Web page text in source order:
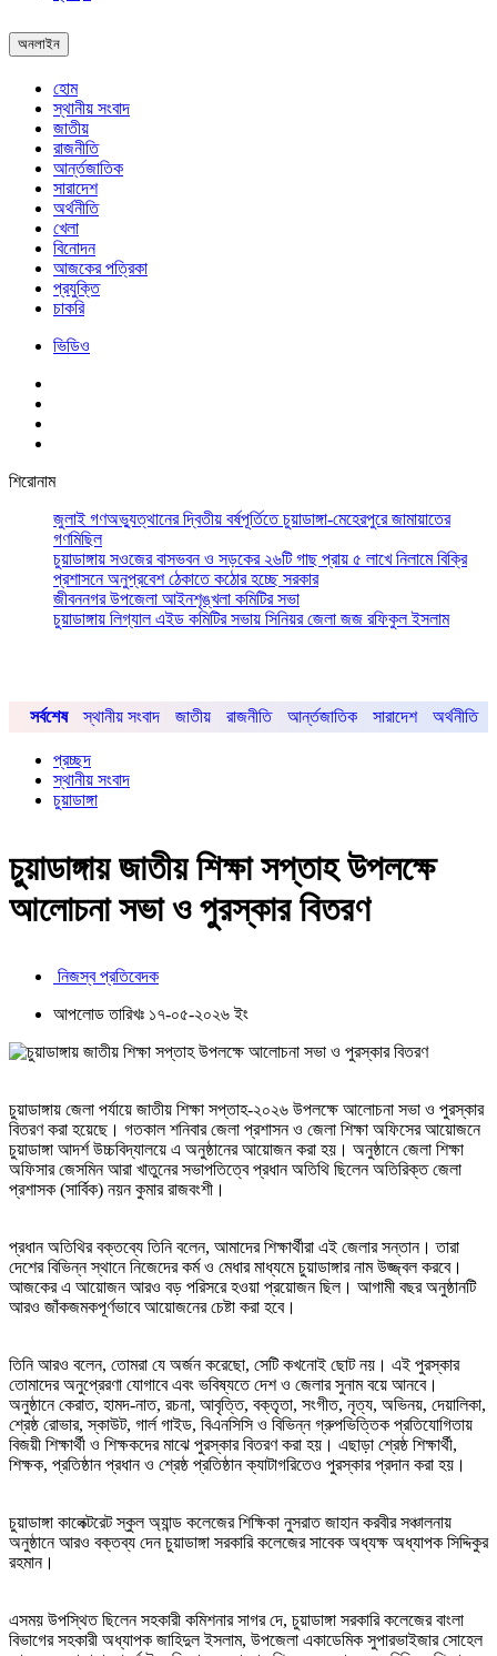
অনলাইন
হোম
স্থানীয় সংবাদ
জাতীয়
রাজনীতি
আর্ন্তজাতিক
সারাদেশ
অর্থনীতি
খেলা
বিনোদন
আজকের পত্রিকা
প্রযুক্তি
চাকরি
ভিডিও
শিরোনাম
জুলাই গণঅভ্যুত্থানের দ্বিতীয় বর্ষপূর্তিতে চুয়াডাঙ্গা-মেহেরপুরে জামায়াতের
গণমিছিল
চুয়াডাঙ্গায় সওজের বাসভবন ও সড়কের ২৬টি গাছ প্রায় ৫ লাখে নিলামে বিক্রি
প্রশাসনে অনুপ্রবেশ ঠেকাতে কঠোর হচ্ছে সরকার
জীবননগর উপজেলা আইনশৃঙ্খলা কমিটির সভা
চুয়াডাঙ্গায় লিগ্যাল এইড কমিটির সভায় সিনিয়র জেলা জজ রফিকুল ইসলাম
সর্বশেষ স্থানীয় সংবাদ জাতীয় রাজনীতি আর্ন্তজাতিক সারাদেশ অর্থনীতি
প্রচ্ছদ
স্থানীয় সংবাদ
চুয়াডাঙ্গা
চুয়াডাঙ্গায় জাতীয় শিক্ষা সপ্তাহ উপলক্ষে
আলোচনা সভা ও পুরস্কার বিতরণ
নিজস্ব প্রতিবেদক
আপলোড তারিখঃ ১৭-০৫-২০২৬ ইং
চুয়াডাঙ্গায় জেলা পর্যায়ে জাতীয় শিক্ষা সপ্তাহ-২০২৬ উপলক্ষে আলোচনা সভা ও পুরস্কার
বিতরণ করা হয়েছে। গতকাল শনিবার জেলা প্রশাসন ও জেলা শিক্ষা অফিসের আয়োজনে
চুয়াডাঙ্গা আদর্শ উচ্চবিদ্যালয়ে এ অনুষ্ঠানের আয়োজন করা হয়। অনুষ্ঠানে জেলা শিক্ষা
অফিসার জেসমিন আরা খাতুনের সভাপতিত্বে প্রধান অতিথি ছিলেন অতিরিক্ত জেলা
প্রশাসক (সার্বিক) নয়ন কুমার রাজবংশী।
প্রধান অতিথির বক্তব্যে তিনি বলেন, আমাদের শিক্ষার্থীরা এই জেলার সন্তান। তারা
দেশের বিভিন্ন স্থানে নিজেদের কর্ম ও মেধার মাধ্যমে চুয়াডাঙ্গার নাম উজ্জ্বল করবে।
আজকের এ আয়োজন আরও বড় পরিসরে হওয়া প্রয়োজন ছিল। আগামী বছর অনুষ্ঠানটি
আরও জাঁকজমকপূর্ণভাবে আয়োজনের চেষ্টা করা হবে।
তিনি আরও বলেন, তোমরা যে অর্জন করেছো, সেটি কখনোই ছোট নয়। এই পুরস্কার
তোমাদের অনুপ্রেরণা যোগাবে এবং ভবিষ্যতে দেশ ও জেলার সুনাম বয়ে আনবে।
অনুষ্ঠানে কেরাত, হামদ-নাত, রচনা, আবৃত্তি, বক্তৃতা, সংগীত, নৃত্য, অভিনয়, দেয়ালিকা,
শ্রেষ্ঠ রোভার, স্কাউট, গার্ল গাইড, বিএনসিসি ও বিভিন্ন গ্রুপভিত্তিক প্রতিযোগিতায়
বিজয়ী শিক্ষার্থী ও শিক্ষকদের মাঝে পুরস্কার বিতরণ করা হয়। এছাড়া শ্রেষ্ঠ শিক্ষার্থী,
শিক্ষক, প্রতিষ্ঠান প্রধান ও শ্রেষ্ঠ প্রতিষ্ঠান ক্যাটাগরিতেও পুরস্কার প্রদান করা হয়।
চুয়াডাঙ্গা কালেক্টরেট স্কুল অ্যান্ড কলেজের শিক্ষিকা নুসরাত জাহান করবীর সঞ্চালনায়
অনুষ্ঠানে আরও বক্তব্য দেন চুয়াডাঙ্গা সরকারি কলেজের সাবেক অধ্যক্ষ অধ্যাপক সিদ্দিকুর
রহমান।
এসময় উপস্থিত ছিলেন সহকারী কমিশনার সাগর দে, চুয়াডাঙ্গা সরকারি কলেজের বাংলা
বিভাগের সহকারী অধ্যাপক জাহিদুল ইসলাম, উপজেলা একাডেমিক সুপারভাইজার সোহেল